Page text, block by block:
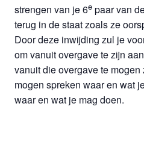
strengen van je 6e paar van
terug in de staat zoals ze
Door deze inwijding zul je
om vanuit overgave te zijn
vanuit die overgave te
mogen spreken waar en wat
waar en wat je mag doen.